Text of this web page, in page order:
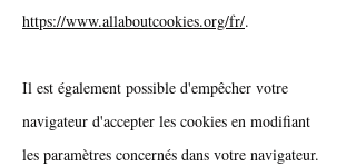
https://www.allaboutcookies.org/fr/.
Il est également possible d'empêcher votre
navigateur d'accepter les cookies en modifiant
les paramètres concernés dans votre navigateur.